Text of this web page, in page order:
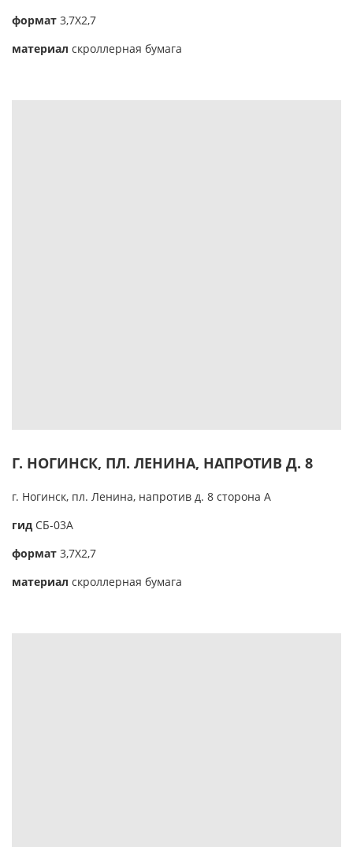
формат 3,7Х2,7
материал скроллерная бумага
Г. НОГИНСК, ПЛ. ЛЕНИНА, НАПРОТИВ Д. 8
г. Ногинск, пл. Ленина, напротив д. 8 сторона А
гид CБ-03А
формат 3,7Х2,7
материал скроллерная бумага